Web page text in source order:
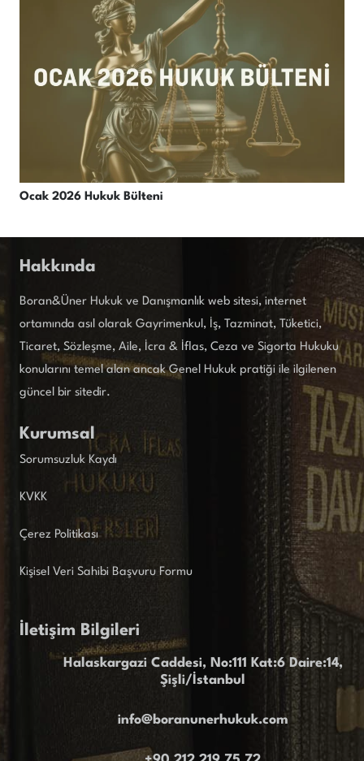
Ocak 2026 Hukuk Bülteni
Hakkında
Boran&Üner Hukuk ve Danışmanlık web sitesi, internet
ortamında asıl olarak Gayrimenkul, İş, Tazminat, Tüketici,
Ticaret, Sözleşme, Aile, İcra & İflas, Ceza ve Sigorta Hukuku
konularını temel alan ancak Genel Hukuk pratiği ile ilgilenen
güncel bir sitedir.
Kurumsal
Sorumsuzluk Kaydı
KVKK
Çerez Politikası
Kişisel Veri Sahibi Başvuru Formu
İletişim Bilgileri
Halaskargazi Caddesi, No:111 Kat:6 Daire:14,
Şişli/İstanbul
info@boranunerhukuk.com